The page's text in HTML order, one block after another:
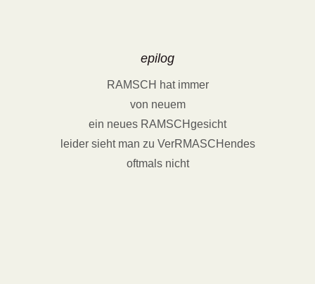
epilog
RAMSCH hat immer
von neuem
ein neues RAMSCHgesicht
leider sieht man zu VerRMASCHendes
oftmals nicht